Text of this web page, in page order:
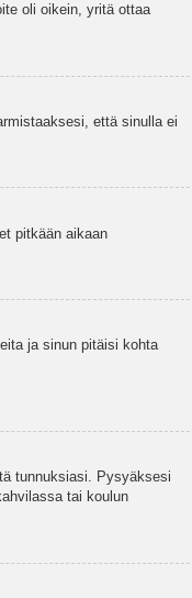
oli oikein, yritä ottaa
että sinulla ei
pitkään aikaan
ja sinun pitäisi kohta
tunnuksiasi. Pysyäksesi
tai koulun